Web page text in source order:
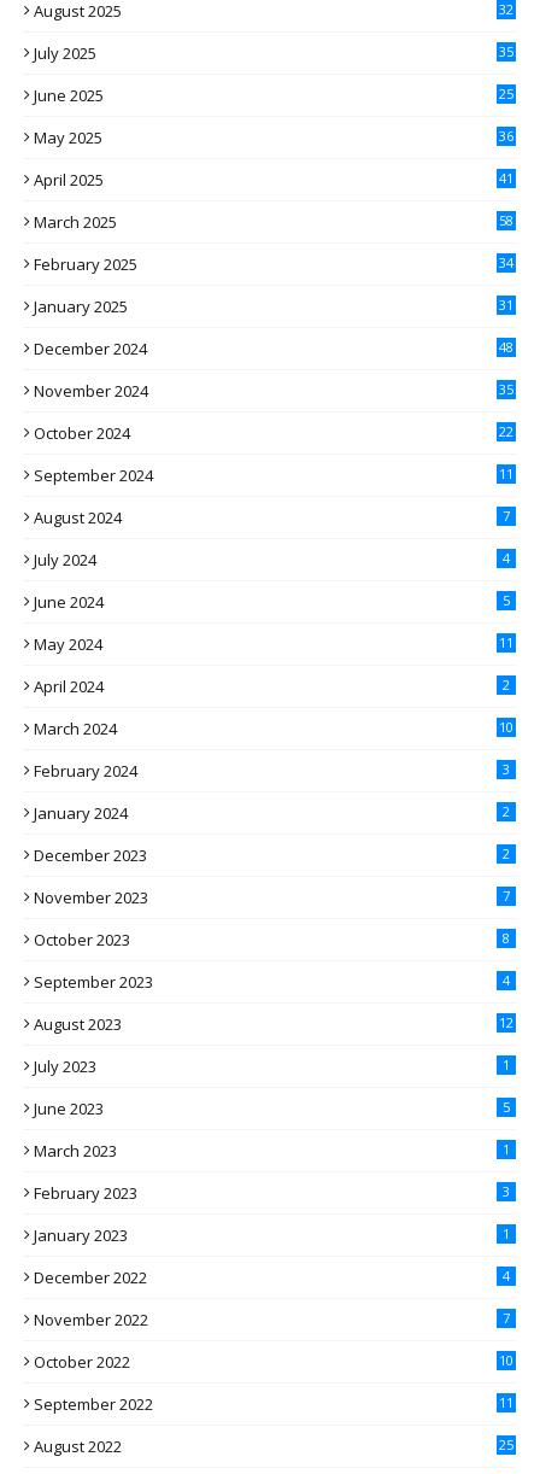
August 2025 32
July 2025 35
June 2025 25
May 2025 36
April 2025 41
March 2025 58
February 2025 34
January 2025 31
December 2024 48
November 2024 35
October 2024 22
September 2024 11
August 2024 7
July 2024 4
June 2024 5
May 2024 11
April 2024 2
March 2024 10
February 2024 3
January 2024 2
December 2023 2
November 2023 7
October 2023 8
September 2023 4
August 2023 12
July 2023 1
June 2023 5
March 2023 1
February 2023 3
January 2023 1
December 2022 4
November 2022 7
October 2022 10
September 2022 11
August 2022 25